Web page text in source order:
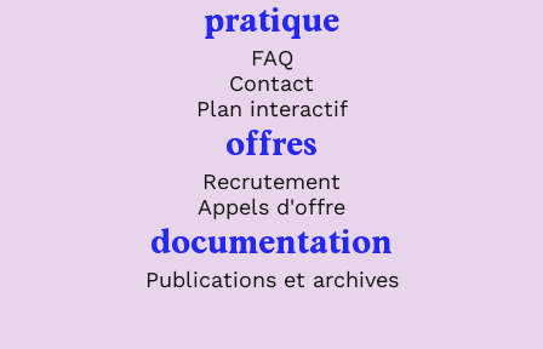
pratique
FAQ
Contact
Plan interactif
offres
Recrutement
Appels d'offre
documentation
Publications et archives